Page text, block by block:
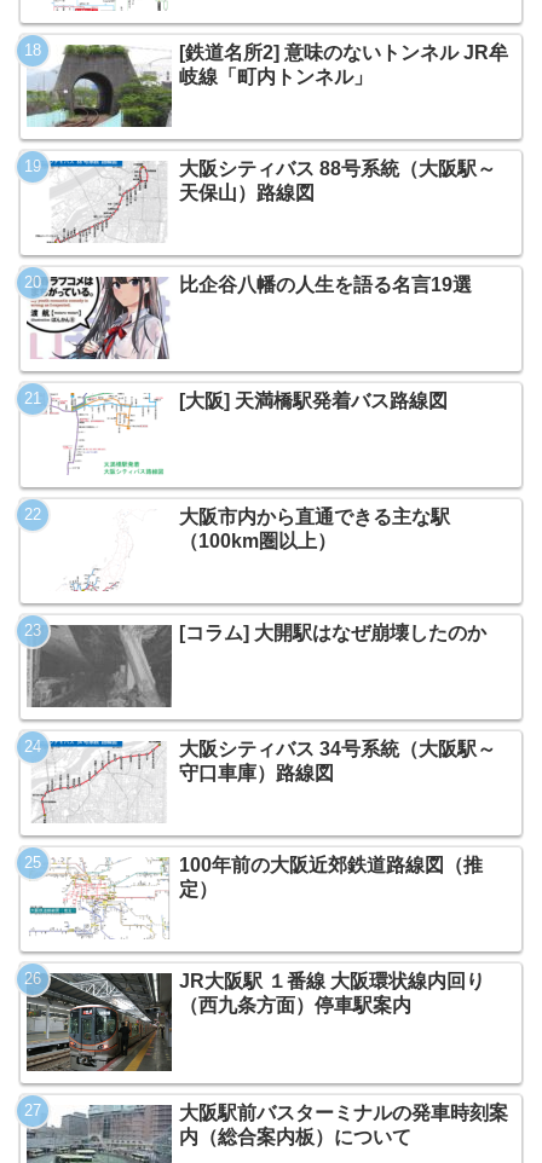
[鉄道名所2] 意味のないトンネル JR牟
岐線「町内トンネル」
大阪シティバス 88号系統（大阪駅～
天保山）路線図
比企谷八幡の人生を語る名言19選
[大阪] 天満橋駅発着バス路線図
大阪市内から直通できる主な駅
（100km圏以上）
[コラム] 大開駅はなぜ崩壊したのか
大阪シティバス 34号系統（大阪駅～
守口車庫）路線図
100年前の大阪近郊鉄道路線図（推
定）
JR大阪駅 １番線 大阪環状線内回り
（西九条方面）停車駅案内
大阪駅前バスターミナルの発車時刻案
内（総合案内板）について